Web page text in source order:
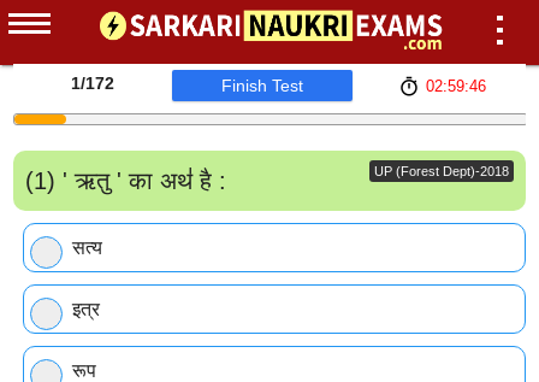
1/172 Finish Test 02:59:46
(1) ' ऋतु ' का अथ॑ है : UP (Forest Dept)-2018
सत्य
इत्र
रूप